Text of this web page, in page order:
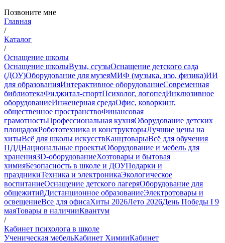
Позвоните мне
Главная
/
Каталог
/
Оснащение школы
Оснащение школыВузы, ссузыОснащение детского сада
(ДОУ)Оборудование для музеяМИФ (музыка, изо, физика)ИИ
для образованияИнтерактивное оборудованиеСовременная
библиотекаФиджитал-спортПсихолог, логопедИнклюзивное
оборудованиеИнженерная средаОфис, коворкинг,
общественное пространствоФинансовая
грамотностьПрофессиональная кухняОборудование детских
площадокРобототехника и конструкторыЛучшие цены на
хитыВсё для школы искусствКанцтоварыВсё для обучения
ПДДНациональные проектыОборудование и мебель для
хранения3D-оборудованиеХозтовары и бытовая
химияБезопасность в школе и ДОУПодарки и
праздникиТехника и электроникаЭкологическое
воспитаниеОснащение детского лагеряОборудование для
общежитийДистанционное образованиеЭлектротовары и
освещениеВсе для офисаХиты 2026Лето 2026День Победы I 9
маяТовары в наличииКвантум
/
Кабинет психолога в школе
Ученическая мебельКабинет ХимииКабинет